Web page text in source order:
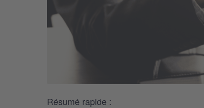
Résumé rapide :